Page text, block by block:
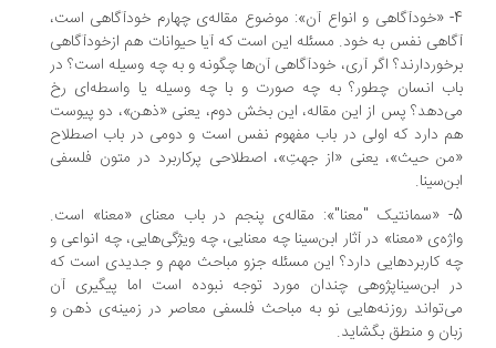
4- «خودآگاهی و انواع آن»: موضوع مقاله‌ی چهارم خودآگاهی است،
نفس به خود. مسئله این است که آیا حیوانات هم ازخودآگاهی
اگر آری، خودآگاهی آن‌ها چگونه و به چه وسیله است؟ در
انسان چطور؟ به چه صورت و با چه وسیله یا واسطه‌ای رخ
پس از این مقاله، این بخش دوم، یعنی «ذهن»، دو پیوست
دارد که اولی در باب مفهوم نفس است و دومی در باب اصطلاح
حیث»، یعنی «از جهتِ»، اصطلاحی پرکاربرد در متون فلسفی
5- «سمانتیک "معنا"»: مقاله‌ی پنجم در باب معنای «معنا» است.
«معنا» در آثار ابن‌سینا چه معنایی، چه ویژگی‌هایی، چه انواعی و
کاربردهایی دارد؟ این مسئله جزو مباحث مهم و جدیدی است که
ابن‌سیناپژوهی چندان مورد توجه نبوده است اما پیگیری آن
روزنه‌هایی نو به مباحث فلسفی معاصر در زمینه‌ی ذهن و
و منطق بگشاید.